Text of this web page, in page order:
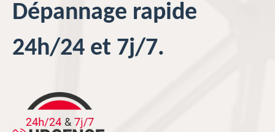
Dépannage rapide
24h/24 et 7j/7.